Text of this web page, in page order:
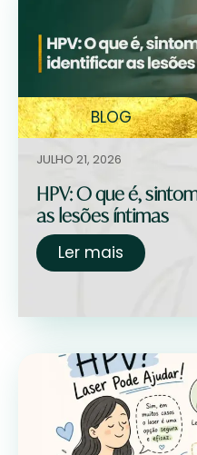
BLOG
JULHO 21, 2026
HPV: O que é,
as lesões íntimas
Ler mais